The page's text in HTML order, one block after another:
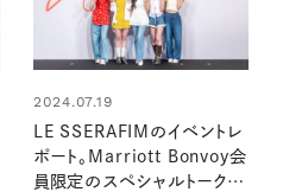
2024.07.19
LE SSERAFIMのイベントレ
ポート。Marriott Bonvoy会
員限定のスペシャルトークイ